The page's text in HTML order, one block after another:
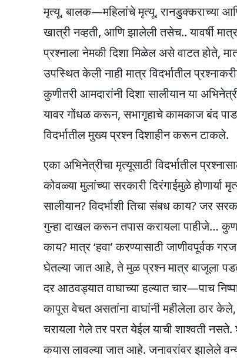
मृत्यू, बालक—महिलांचे मृत्यू, रानडुक्कराच्या
खात्री नव्हती, आणि झालेली तसेच.. यावर्षी
प्रश्नाला नेमकी ​दिशा मिळेल असे वाटत होते,
उपस्थित केली नाही मात्र विदर्भातील
कुणीतरी आमदारांनी दिशा सालीयान या
यावर गोंधळ करून, सभागृहाचे कामकाज बंद
विदर्भातील मुख्य प्रश्न दिशाहीन करून टाकले.
एका अभिनेत्रीचा मृत्यूसाठी विदर्भातील
कोवळ्या मुलांच्या सरकारी दिरंगाईमुळे
सालीयान? विदर्भाशी तिचा संबध काय? जर
गुन्हा दाखल करून तपास करायला पाहीजे…
काय? मात्र ‘हवा’ करण्यासाठी जाणीवपूर्वक
घेतल्या जात आहे, ते मुळ प्रश्न मात्र बाजूला
दर आठवड्यात वाघाच्या हल्यात चार—पाच
कापूस वेचत असतांना वाघांनी महीलेला ठार
चरायला गेले तर परत येईल याची शाश्वती
कयास लावल्या जात आहे. जनावरांवर झालेले